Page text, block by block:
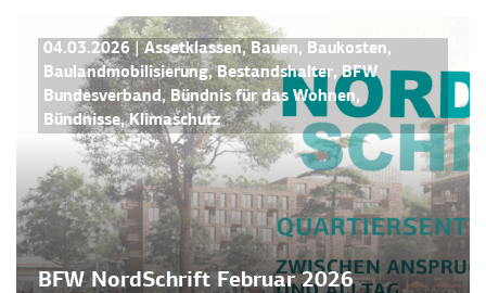
BFW NORDSCHRIFT NEWS
04.03.2026 |Assetklassen,Bauen, Baukosten,
Baulandmobilisierung,Bestandshalter,BFW
Bundesverband, Bündnis für das Wohnen,
Bündnisse,Klimaschutz
BFW NordSchrift Februar 2026